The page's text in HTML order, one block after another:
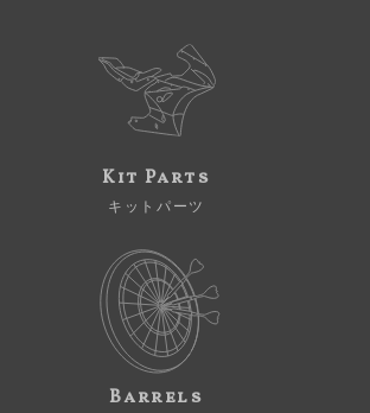
Kit Parts
キットパーツ
Barrels